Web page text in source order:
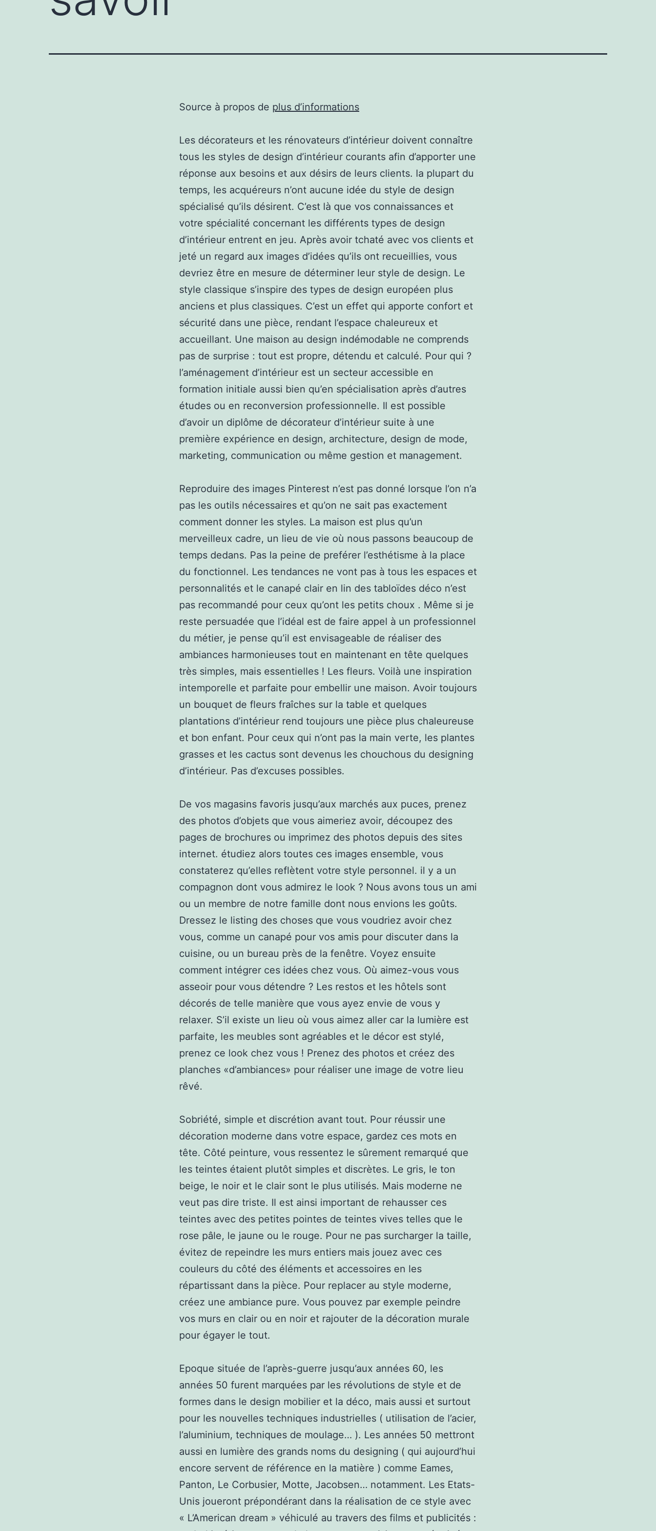
Source à propos de plus d’informations
Les décorateurs et les rénovateurs d’intérieur doivent connaître
tous les styles de design d’intérieur courants afin d’apporter une
réponse aux besoins et aux désirs de leurs clients. la plupart du
temps, les acquéreurs n’ont aucune idée du style de design
spécialisé qu’ils désirent. C’est là que vos connaissances et
votre spécialité concernant les différents types de design
d’intérieur entrent en jeu. Après avoir tchaté avec vos clients et
jeté un regard aux images d’idées qu’ils ont recueillies, vous
devriez être en mesure de déterminer leur style de design. Le
style classique s’inspire des types de design européen plus
anciens et plus classiques. C’est un effet qui apporte confort et
sécurité dans une pièce, rendant l’espace chaleureux et
accueillant. Une maison au design indémodable ne comprends
pas de surprise : tout est propre, détendu et calculé. Pour qui ?
l’aménagement d’intérieur est un secteur accessible en
formation initiale aussi bien qu’en spécialisation après d’autres
études ou en reconversion professionnelle. Il est possible
d’avoir un diplôme de décorateur d’intérieur suite à une
première expérience en design, architecture, design de mode,
marketing, communication ou même gestion et management.
Reproduire des images Pinterest n’est pas donné lorsque l’on n’a
pas les outils nécessaires et qu’on ne sait pas exactement
comment donner les styles. La maison est plus qu’un
merveilleux cadre, un lieu de vie où nous passons beaucoup de
temps dedans. Pas la peine de preférer l’esthétisme à la place
du fonctionnel. Les tendances ne vont pas à tous les espaces et
personnalités et le canapé clair en lin des tabloïdes déco n’est
pas recommandé pour ceux qu’ont les petits choux . Même si je
reste persuadée que l’idéal est de faire appel à un professionnel
du métier, je pense qu’il est envisageable de réaliser des
ambiances harmonieuses tout en maintenant en tête quelques
très simples, mais essentielles ! Les fleurs. Voilà une inspiration
intemporelle et parfaite pour embellir une maison. Avoir toujours
un bouquet de fleurs fraîches sur la table et quelques
plantations d’intérieur rend toujours une pièce plus chaleureuse
et bon enfant. Pour ceux qui n’ont pas la main verte, les plantes
grasses et les cactus sont devenus les chouchous du designing
d’intérieur. Pas d’excuses possibles.
De vos magasins favoris jusqu’aux marchés aux puces, prenez
des photos d’objets que vous aimeriez avoir, découpez des
pages de brochures ou imprimez des photos depuis des sites
internet. étudiez alors toutes ces images ensemble, vous
constaterez qu’elles reflètent votre style personnel. il y a un
compagnon dont vous admirez le look ? Nous avons tous un ami
ou un membre de notre famille dont nous envions les goûts.
Dressez le listing des choses que vous voudriez avoir chez
vous, comme un canapé pour vos amis pour discuter dans la
cuisine, ou un bureau près de la fenêtre. Voyez ensuite
comment intégrer ces idées chez vous. Où aimez-vous vous
asseoir pour vous détendre ? Les restos et les hôtels sont
décorés de telle manière que vous ayez envie de vous y
relaxer. S’il existe un lieu où vous aimez aller car la lumière est
parfaite, les meubles sont agréables et le décor est stylé,
prenez ce look chez vous ! Prenez des photos et créez des
planches «d’ambiances» pour réaliser une image de votre lieu
rêvé.
Sobriété, simple et discrétion avant tout. Pour réussir une
décoration moderne dans votre espace, gardez ces mots en
tête. Côté peinture, vous ressentez le sûrement remarqué que
les teintes étaient plutôt simples et discrètes. Le gris, le ton
beige, le noir et le clair sont le plus utilisés. Mais moderne ne
veut pas dire triste. Il est ainsi important de rehausser ces
teintes avec des petites pointes de teintes vives telles que le
rose pâle, le jaune ou le rouge. Pour ne pas surcharger la taille,
évitez de repeindre les murs entiers mais jouez avec ces
couleurs du côté des éléments et accessoires en les
répartissant dans la pièce. Pour replacer au style moderne,
créez une ambiance pure. Vous pouvez par exemple peindre
vos murs en clair ou en noir et rajouter de la décoration murale
pour égayer le tout.
Epoque située de l’après-guerre jusqu’aux années 60, les
années 50 furent marquées par les révolutions de style et de
formes dans le design mobilier et la déco, mais aussi et surtout
pour les nouvelles techniques industrielles ( utilisation de l’acier,
l’aluminium, techniques de moulage… ). Les années 50 mettront
aussi en lumière des grands noms du designing ( qui aujourd’hui
encore servent de référence en la matière ) comme Eames,
Panton, Le Corbusier, Motte, Jacobsen… notamment. Les Etats-
Unis joueront prépondérant dans la réalisation de ce style avec
« L’American dream » véhiculé au travers des films et publicités :